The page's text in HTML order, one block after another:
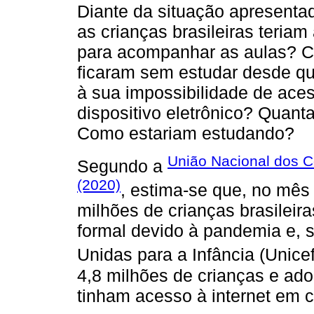
Diante da situação
as crianças brasileiras
para acompanhar as aulas?
ficaram sem estudar desde
à sua impossibilidade de
dispositivo eletrônico?
Como estariam estudando?
Segundo a União Nacional dos
(2020), estima-se que, no
milhões de crianças
formal devido à pandemia e,
Unidas para a Infância
4,8 milhões de crianças e
tinham acesso à internet em